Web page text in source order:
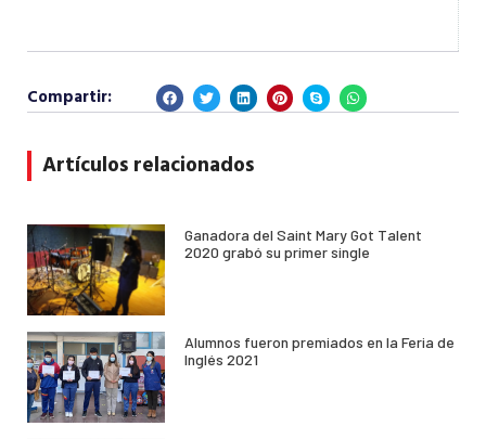
Compartir:
Artículos relacionados
Ganadora del Saint Mary Got Talent
2020 grabó su primer single
Alumnos fueron premiados en la Feria de
Inglés 2021